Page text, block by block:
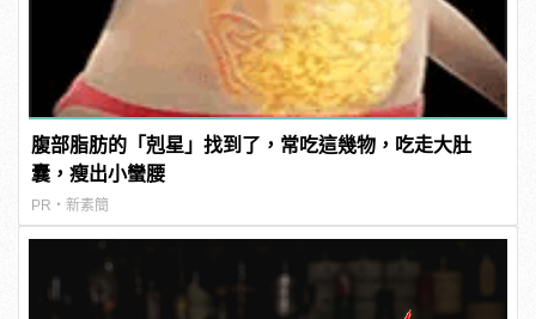
腹部脂肪的「剋星」找到了，常吃這幾物，吃走大肚
囊，瘦出小蠻腰
PR・新素簡